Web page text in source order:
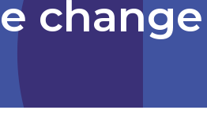
change